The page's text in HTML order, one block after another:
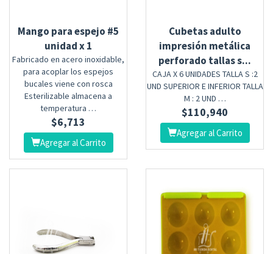
Mango para espejo #5
unidad x 1
Fabricado en acero inoxidable,
para acoplar los espejos
bucales viene con rosca
Esterilizable almacena a
temperatura …
$6,713
Agregar al Carrito
Cubetas adulto
impresión metálica
perforado tallas s...
CAJA X 6 UNIDADES TALLA S :2
UND SUPERIOR E INFERIOR TALLA
M : 2 UND …
$110,940
Agregar al Carrito